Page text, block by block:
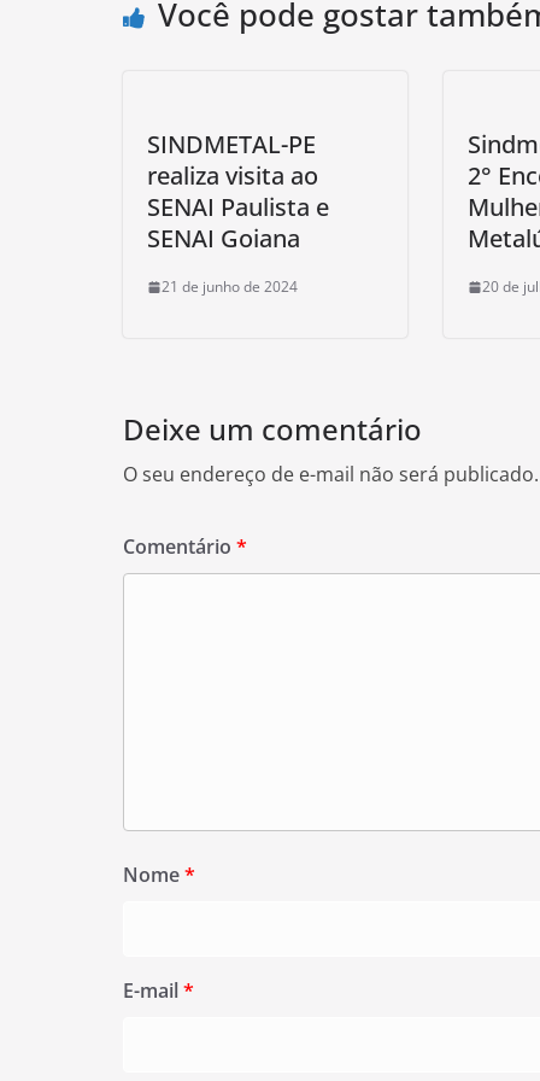
Você pode gostar
SINDMETAL-PE
realiza visita ao
SENAI Paulista e
SENAI Goiana
21 de junho de 2024
2°
20 de
Deixe um comentário
O seu endereço de e-mail não será publicado.
Comentário *
Nome*
E-mail*